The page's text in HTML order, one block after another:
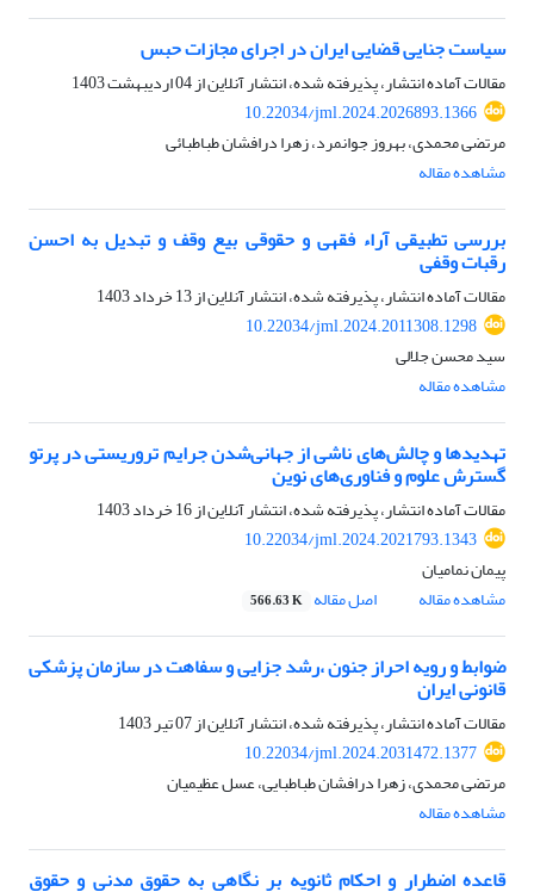
سیاست جنایی قضایی ایران در اجرای مجازات حبس
مقالات آماده انتشار، پذیرفته شده، انتشار آنلاین از04 اردیبهشت 1403
10.22034/jml.2024.2026893.1366
مرتضی محمدی، بهروز جوانمرد، زهرا درافشان طباطبائی
مشاهده مقاله
بررسی تطبیقی آراء فقهی و حقوقی بیع وقف و تبدیل به احسن
رقبات وقفی
مقالات آماده انتشار، پذیرفته شده، انتشار آنلاین از13 خرداد 1403
10.22034/jml.2024.2011308.1298
سید محسن جلالی
مشاهده مقاله
تهدیدها و چالش‌های ناشی از جهانی‌شدن جرایم تروریستی در پرتو
گسترش علوم و فناوری‌های نوین
مقالات آماده انتشار، پذیرفته شده، انتشار آنلاین از16 خرداد 1403
10.22034/jml.2024.2021793.1343
پیمان نمامیان
مشاهده مقاله
اصل مقاله 566.63 K
ضوابط و رویه احراز جنون ،رشد جزایی و سفاهت در سازمان پزشکی
قانونی ایران
مقالات آماده انتشار، پذیرفته شده، انتشار آنلاین از07 تیر 1403
10.22034/jml.2024.2031472.1377
مرتضی محمدی، زهرا درافشان طباطبایی، عسل عظیمیان
مشاهده مقاله
قاعده اضطرار و احکام ثانویه بر نگاهی به حقوق مدنی و حقوق